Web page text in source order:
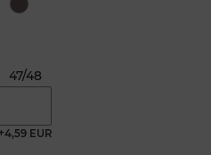
47/48
+4,59 EUR